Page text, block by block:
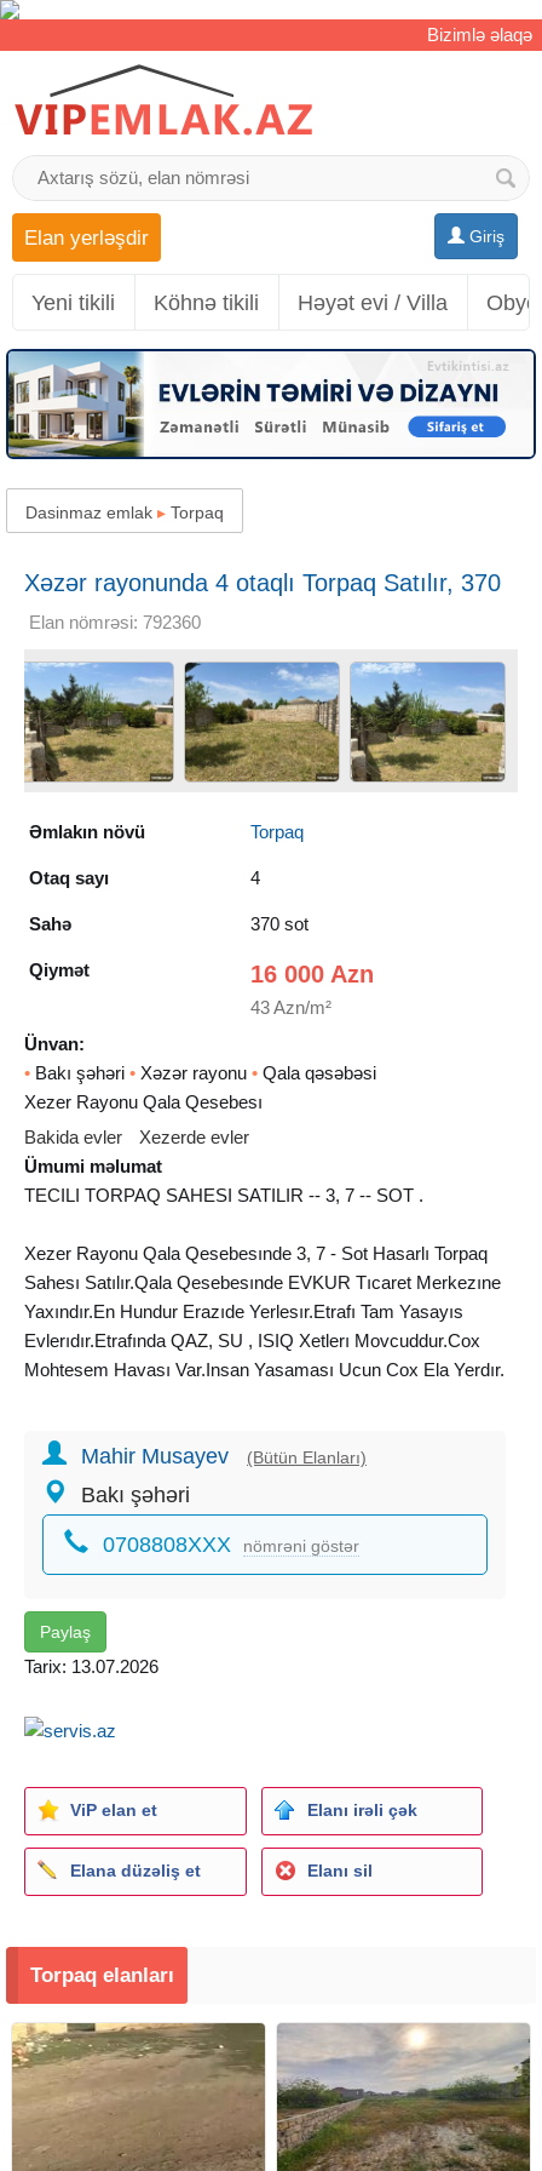
Bizimlə əlaqə
Giriş
Elan yerləşdir
Yeni tikili Köhnə tikili Həyət evi / Villa
Dasinmaz emlak ▸ Torpaq
Xəzər rayonunda 4 otaqlı Torpaq Satılır, 370
sot
Elan nömrəsi: 792360
Əmlakın növü Torpaq
Otaq sayı 4
Sahə 370 sot
Qiymət 16 000 Azn
43 Azn/m²
Ünvan:
• Bakı şəhəri • Xəzər rayonu • Qala qəsəbəsi
Xezer Rayonu Qala Qesebesı
Bakida evler
Xezerde evler
Ümumi məlumat
TECILI TORPAQ SAHESI SATILIR -- 3, 7 -- SOT .
Xezer Rayonu Qala Qesebesınde 3, 7 - Sot Hasarlı Torpaq
Sahesı Satılır.Qala Qesebesınde EVKUR Tıcaret Merkezıne
Yaxındır.En Hundur Erazıde Yerlesır.Etrafı Tam Yasayıs
Evlerıdır.Etrafında QAZ, SU , ISIQ Xetlerı Movcuddur.Cox
Mohtesem Havası Var.Insan Yasaması Ucun Cox Ela Yerdır.
Real Musterıye Endırım Olacaq .
Mahir Musayev (Bütün Elanları)
Bakı şəhəri
0708808XXX nömrəni göstər
Paylaş
Tarix: 13.07.2026
ViP elan et Elanı irəli çək
Elana düzəliş et Elanı sil
Torpaq elanları